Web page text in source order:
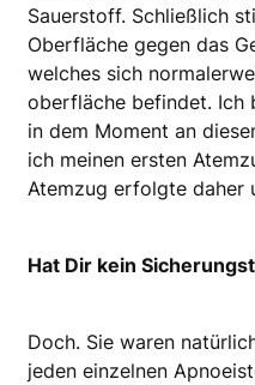
Sauerstoff. Schließlich
Ober­fläche gegen das
welches sich
oberfläche befindet. Ich
in dem Moment an
ich meinen ersten
Atemzug erfolgte daher
Hat Dir kein
Doch. Sie waren
jeden einzelnen